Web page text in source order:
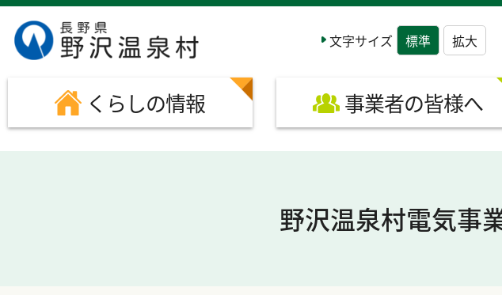
このページの本文へ移動する
文字サイズ 標準 拡大
くらしの情報 事業者の皆様へ
野沢温泉村電気事